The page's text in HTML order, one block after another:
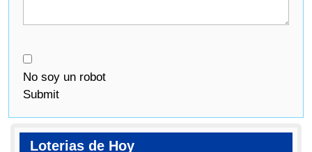
No soy un robot
Submit
Loterias de Hoy